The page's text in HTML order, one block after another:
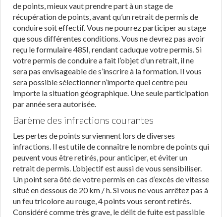
de points, mieux vaut prendre part à un stage de
récupération de points, avant qu’un retrait de permis de
conduire soit effectif. Vous ne pourrez participer au stage
que sous différentes conditions. Vous ne devrez pas avoir
reçu le formulaire 48SI, rendant caduque votre permis. Si
votre permis de conduire a fait l’objet d’un retrait, il ne
sera pas envisageable de s’inscrire à la formation. Il vous
sera possible sélectionner n’importe quel centre peu
importe la situation géographique. Une seule participation
par année sera autorisée.
Barème des infractions courantes
Les pertes de points surviennent lors de diverses
infractions. Il est utile de connaître le nombre de points qui
peuvent vous être retirés, pour anticiper, et éviter un
retrait de permis. L’objectif est aussi de vous sensibiliser.
Un point sera ôté de votre permis en cas d’excès de vitesse
situé en dessous de 20 km / h. Si vous ne vous arrêtez pas à
un feu tricolore au rouge, 4 points vous seront retirés.
Considéré comme très grave, le délit de fuite est passible